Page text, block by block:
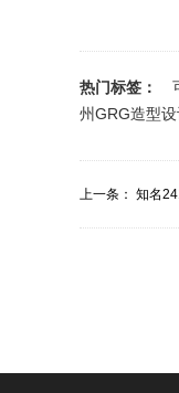
热门标签：
州GRG造型
上一条： 知名